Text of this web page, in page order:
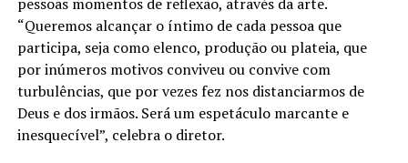
“Queremos alcançar o íntimo de cada pessoa que
participa, seja como elenco, produção ou plateia, que
por inúmeros motivos conviveu ou convive com
turbulências, que por vezes fez nos distanciarmos de
Deus e dos irmãos. Será um espetáculo marcante e
inesquecível”, celebra o diretor.